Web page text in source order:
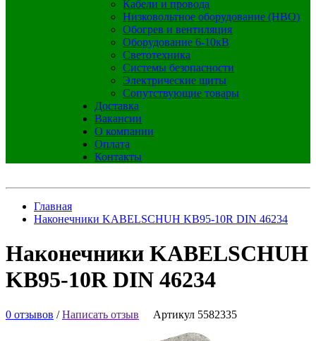
Кабели и провода
Низковольтное оборудование (НВО)
Обогрев и вентиляция
Оборудование 6-10кВ
Светотехника
Системы безопасности
Электрические щиты
Сопутствующие товары
Доставка
Вакансии
О компании
Оплата
Контакты
Главная
Наконечники KABELSCHUH KB95-10R DIN 46234
Наконечники KABELSCHUH
KB95-10R DIN 46234
0 отзывов /Написать отзыв Артикул 5582335